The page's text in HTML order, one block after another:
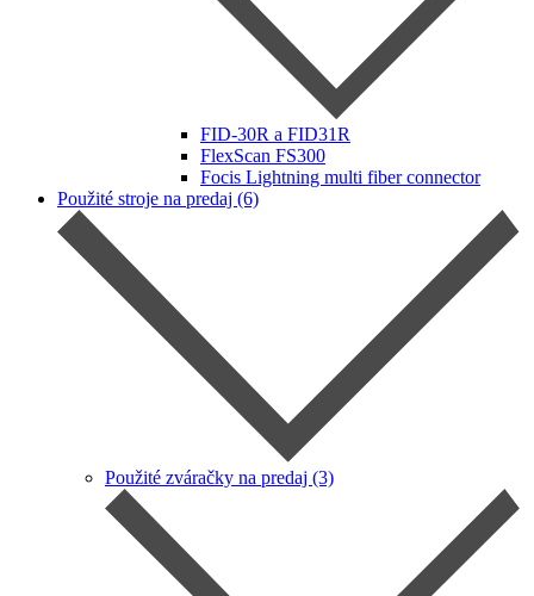
FID-30R a FID31R
FlexScan FS300
Focis Lightning multi fiber connector
Použité stroje na predaj (6)
Použité zváračky na predaj (3)